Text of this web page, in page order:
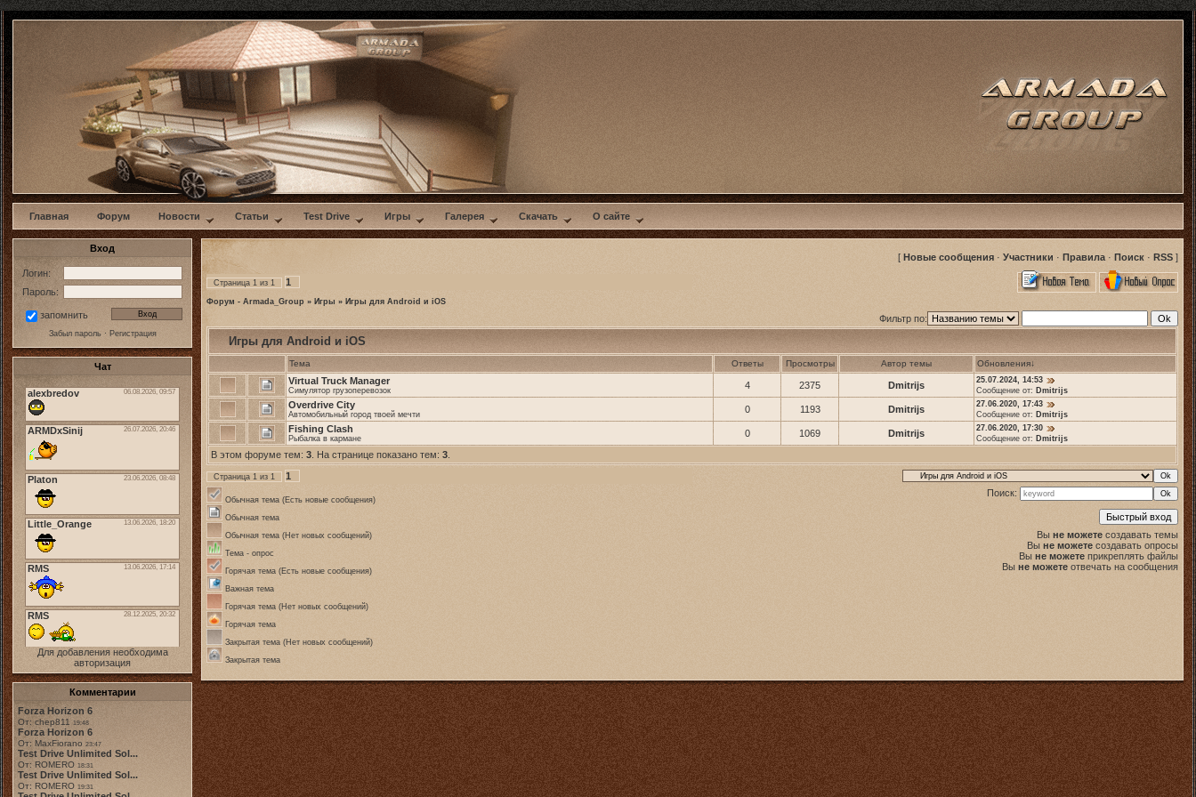
w
Главная Форум Новости Статьи Test Drive Игры Галерея Скачать О сайте
Вход
Логин:
Пароль:
запомнить
Забыл пароль· Регистрация
Чат
Для добавления необходима
авторизация
Комментарии
Forza Horizon 6
От: chep811 19:48
Forza Horizon 6
От: MaxFiorano 23:47
Test Drive Unlimited Sol...
От: ROMERO 18:31
Test Drive Unlimited Sol...
От: ROMERO 19:31
[ Новые сообщения · Участники · Правила · Поиск · RSS ]
Страница 1 из 1 1
Форум - Armada_Group » Игры » Игры для Android и iOS
Фильтр по:
Игры для Android и iOS
Тема Ответы Просмотры Автор темы Обновления↓
Virtual Truck Manager
Симулятор грузоперевозок 4 2375 Dmitrijs
25.07.2024, 14:53
Сообщение от: Dmitrijs
Overdrive City
Автомобильный город твоей мечти 0 1193 Dmitrijs
27.06.2020, 17:43
Сообщение от: Dmitrijs
Fishing Clash
Рыбалка в кармане 0 1069 Dmitrijs
27.06.2020, 17:30
Сообщение от: Dmitrijs
В этом форуме тем: 3 . На странице показано тем: 3
Страница 1 из 1 1
Обычная тема (Есть новые сообщения)
Обычная тема
Обычная тема (Нет новых сообщений)
Тема - опрос
Горячая тема (Есть новые сообщения)
Важная тема
Горячая тема (Нет новых сообщений)
Горячая тема
Закрытая тема (Нет новых сообщений)
Закрытая тема
Поиск:
Вы не можете создавать темы
Вы не можете создавать опросы
Вы не можете прикреплять файлы
Вы не можете отвечать на сообщения